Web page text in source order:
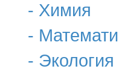
- Химия
-
-